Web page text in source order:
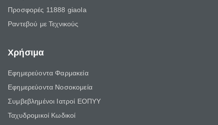
Προσφορές 11888 giaola
Ραντεβού με Τεχνικούς
Χρήσιμα
Εφημερεύοντα Φαρμακεία
Εφημερεύοντα Νοσοκομεία
Συμβεβλημένοι Ιατροί ΕΟΠΥΥ
Ταχυδρομικοί Κωδικοί